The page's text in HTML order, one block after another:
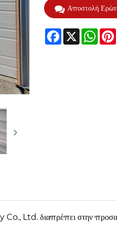
Αποστολή
Facebook
X
διαπρέπει στην